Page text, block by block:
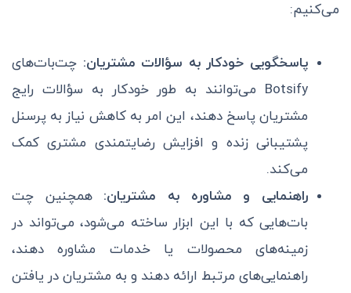
می‌کنیم:
پاسخگویی خودکار به سؤالات مشتریان: چت‌بات‌های
Botsify می‌توانند به طور خودکار به سؤالات رایج
مشتریان پاسخ دهند، این امر به کاهش نیاز به پرسنل
پشتیبانی زنده و افزایش رضایتمندی مشتری کمک
می‌کند.
راهنمایی و مشاوره به مشتریان: همچنین چت
بات‌هایی که با این ابزار ساخته می‌شود، می‌تواند در
زمینه‌های محصولات یا خدمات مشاوره دهند،
راهنمایی‌های مرتبط ارائه دهند و به مشتریان در یافتن